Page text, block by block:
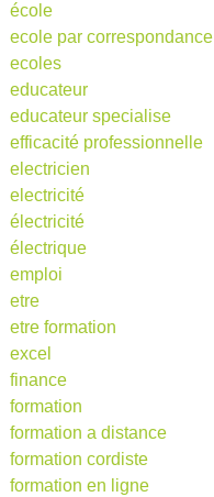
école
ecole par correspondance
ecoles
educateur
educateur specialise
efficacité professionnelle
electricien
electricité
électricité
électrique
emploi
etre
etre formation
excel
finance
formation
formation a distance
formation cordiste
formation en ligne